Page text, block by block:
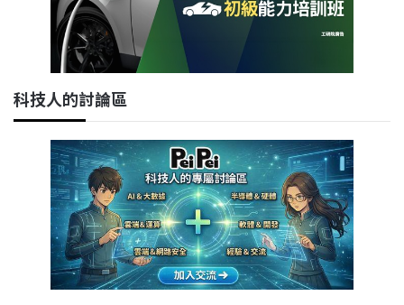
科技人的討論區